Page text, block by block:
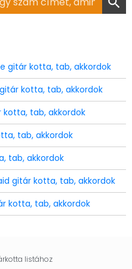
gitár kotta, tab, akkordok
kotta, tab, akkordok
kotta, tab, akkordok
tab, akkordok
tab, akkordok
gitár kotta, tab, akkordok
kotta, tab, akkordok
listához